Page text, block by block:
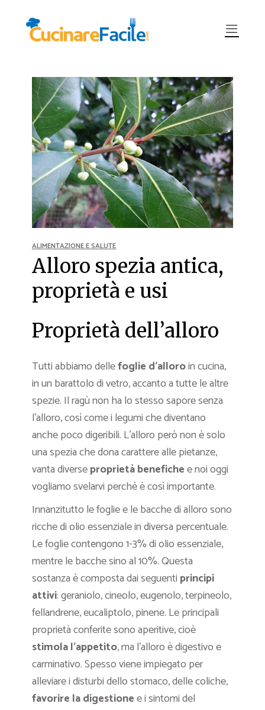
ALIMENTAZIONE E SALUTE
Alloro spezia antica,
proprietà e usi
Proprietà dell’alloro
Tutti abbiamo dellefoglie d’alloroin cucina,
in un barattolo di vetro, accanto a tutte le altre
spezie. Il ragù non ha lo stesso sapore senza
l’alloro, così come i legumi che diventano
anche poco digeribili. L’alloro però non è solo
una spezia che dona carattere alle pietanze,
vanta diverseproprietà benefichee noi oggi
vogliamo svelarvi perché è così importante.
Innanzitutto le foglie e le bacche di alloro sono
ricche di olio essenziale in diversa percentuale.
Le foglie contengono 1-3% di olio essenziale,
mentre le bacche sino al 10%. Questa
sostanza è composta dai seguenti principi
attivi: geraniolo, cineolo, eugenolo, terpineolo,
fellandrene, eucaliptolo, pinene. Le principali
proprietà conferite sono aperitive, cioè
stimola l’appetito, ma l’alloro è digestivo e
carminativo. Spesso viene impiegato per
alleviare i disturbi dello stomaco, delle coliche,
favorire la digestionee i sintomi del